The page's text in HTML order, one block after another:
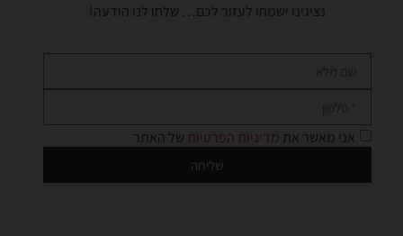
נציגינו ישמחו לעזור לכם… שלחו לנו הודעה!
אני מאשר את מדיניות הפרטיות של האתר
שליחה